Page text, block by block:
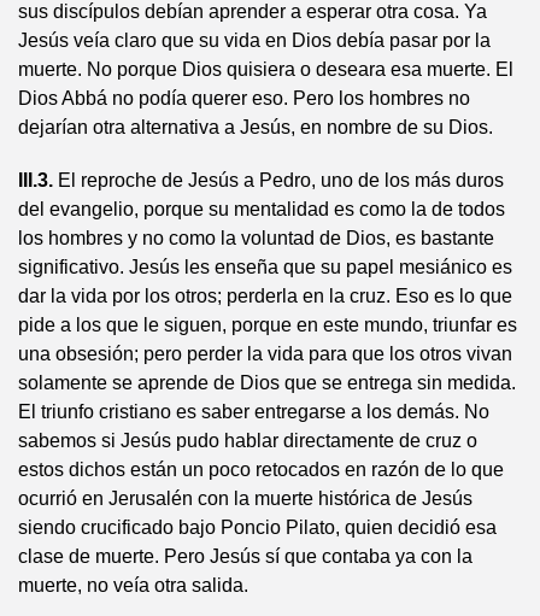
sus discípulos debían aprender a esperar otra cosa. Ya
Jesús veía claro que su vida en Dios debía pasar por la
muerte. No porque Dios quisiera o deseara esa muerte. El
Dios Abbá no podía querer eso. Pero los hombres no
dejarían otra alternativa a Jesús, en nombre de su Dios.
III.3. El reproche de Jesús a Pedro, uno de los más duros
del evangelio, porque su mentalidad es como la de todos
los hombres y no como la voluntad de Dios, es bastante
significativo. Jesús les enseña que su papel mesiánico es
dar la vida por los otros; perderla en la cruz. Eso es lo que
pide a los que le siguen, porque en este mundo, triunfar es
una obsesión; pero perder la vida para que los otros vivan
solamente se aprende de Dios que se entrega sin medida.
El triunfo cristiano es saber entregarse a los demás. No
sabemos si Jesús pudo hablar directamente de cruz o
estos dichos están un poco retocados en razón de lo que
ocurrió en Jerusalén con la muerte histórica de Jesús
siendo crucificado bajo Poncio Pilato, quien decidió esa
clase de muerte. Pero Jesús sí que contaba ya con la
muerte, no veía otra salida.